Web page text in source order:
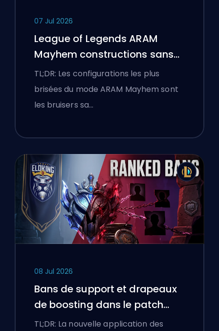
07 Jul 2026
League of Legends ARAM
Mayhem constructions sans
bottes
TL;DR: Les configurations les plus
brisées du mode ARAM Mayhem sont
les bruisers sa…
08 Jul 2026
Bans de support et drapeaux
de boosting dans le patch
25.18 de League of Legends
TL;DR: La nouvelle application des